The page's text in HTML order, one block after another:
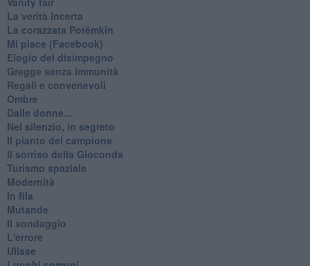
La verità incerta
La corazzata Potëmkin
Mi piace (Facebook)
Elogio del disimpegno
Gregge senza immunità
Regali e convenevoli
Ombre
Dalle donne...
Nel silenzio, in segreto
Il pianto del campione
Il sorriso della Gioconda
Turismo spaziale
Modernità
In fila
Mutande
Il sondaggio
L'errore
Ulisse